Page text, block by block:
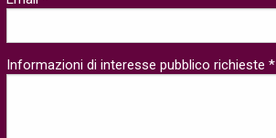
Informazioni di interesse pubblico richieste *